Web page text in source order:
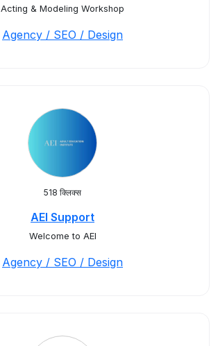
Acting & Modeling Workshop
Agency / SEO / Design
518 क्लिक्स
AEI Support
Welcome to AEI
Agency / SEO / Design